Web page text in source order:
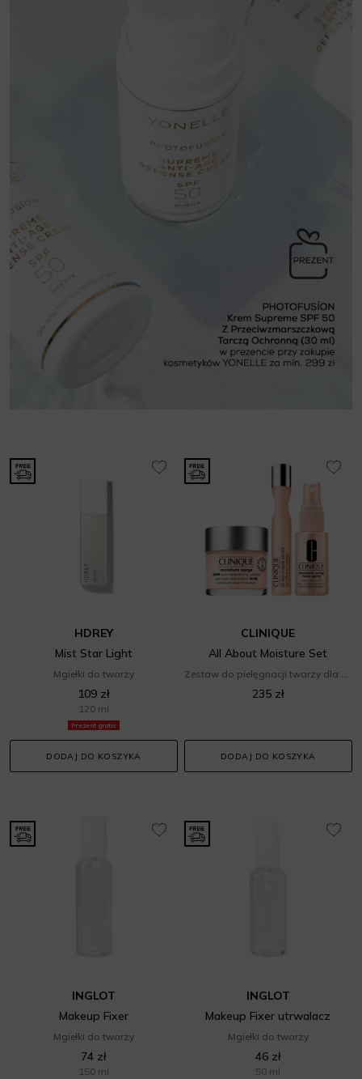
Prezent gratis
HDREY
Mist Star Light
Mgiełki do twarzy
109 zł
120 ml
DODAJ DO KOSZYKA
CLINIQUE
All About Moisture Set
Zestaw do pielęgnacji twarzy dla niej
235 zł
DODAJ DO KOSZYKA
INGLOT
Makeup Fixer
Mgiełki do twarzy
74 zł
150 ml
INGLOT
Makeup Fixer utrwalacz
Mgiełki do twarzy
46 zł
50 ml